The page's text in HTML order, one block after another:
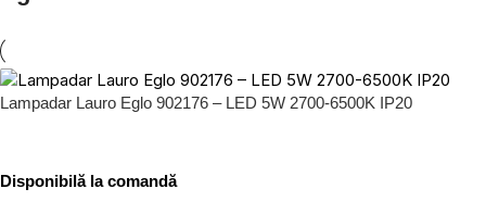
Lampadar Lauro Eglo 902176 – LED 5W 2700-6500K IP20
Disponibilă la comandă